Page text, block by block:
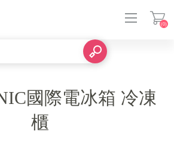
(0)
國際電冰箱 冷凍
櫃